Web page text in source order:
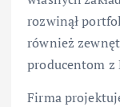
rozwinął
również
producentom z
Firma